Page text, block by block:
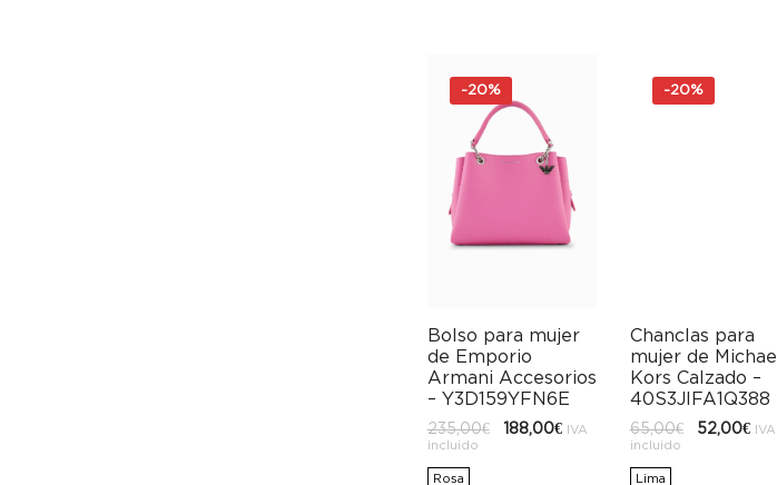
-20%
Bolso para mujer
de Emporio
Armani Accesorios
– Y3D159YFN6E
235,00€
El188,00€ElIVA
incluido
Rosa
-20%
Chanclas para
mujer de Michael
Kors Calzado –
40S3JIFA1Q388
65,00€
El52,00€ElIVA
incluido
Lima